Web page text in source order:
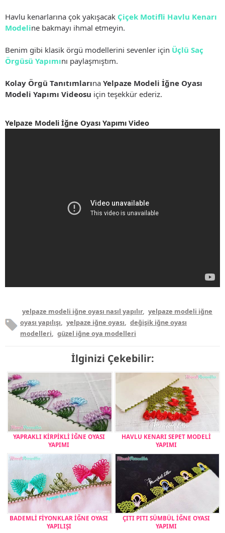
Havlu kenarlarına çok yakışacak Çiçek Motifli Havlu Kenarı
Modeline bakmayı ihmal etmeyin.
Benim gibi klasik örgü modellerini sevenler için Üçlü Saç
Örgüsü Yapımını paylaşmıştım.
Kolay Örgü Tanıtımlarına Yelpaze Modeli İğne Oyası
Modeli Yapımı Videosu için teşekkür ederiz.
Yelpaze Modeli İğne Oyası Yapımı Video
yelpaze modeli iğne oyası nasıl yapılır, yelpaze modeli iğne
oyası yapılışı, yelpaze iğne oyası, değişik iğne oyası
modelleri, güzel iğne oya modelleri
İlginizi Çekebilir:
YAPRAKLI KİRPİKLİ İĞNE OYASI
YAPIMI
HAVLU KENARI SEPET MODELİ
YAPIMI
BADEMLİ FİYONKLAR İĞNE OYASI
YAPILIŞI
ÇITI PITI SÜMBÜL İĞNE OYASI
YAPIMI